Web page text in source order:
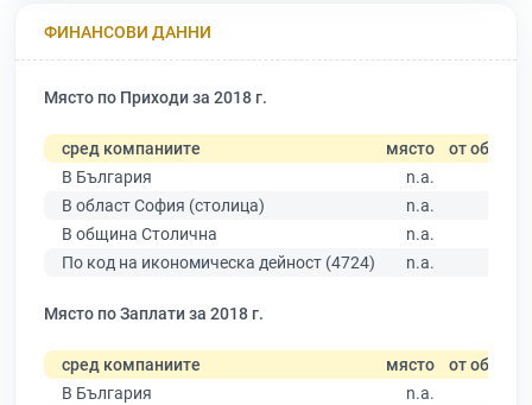
ФИНАНСОВИ ДАННИ
Място по Приходи за 2018 г.
сред компаниите място от общо
В България
n.a.
В област София (столица)
n.a.
В община Столична
n.a.
По код на икономическа дейност (4724)
n.a.
Място по Заплати за 2018 г.
сред компаниите място от общо
В България
n.a.